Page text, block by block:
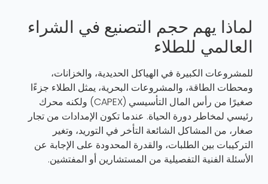
لماذا يهم حجم التصنيع في الشراء
العالمي للطلاء
للمشروعات الكبيرة في الهياكل الحديدية، والخزانات،
ومحطات الطاقة، والمشروعات البحرية، يمثل الطلاء جزءًا
صغيرًا من رأس المال التأسيسي (CAPEX) ولكنه محرك
رئيسي لمخاطر دورة الحياة. عندما تكون الإمدادات من تجار
صغار، من المشاكل الشائعة التأخر في التوريد، وتغير
التركيبات بين الطلبات، والقدرة المحدودة على الإجابة عن
الأسئلة الفنية التفصيلية من المستشارين أو المفتشين.